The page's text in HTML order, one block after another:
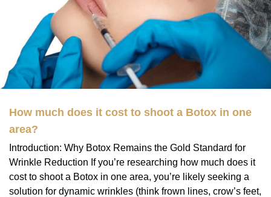
How much does it cost to shoot a Botox in one
area?
Introduction: Why Botox Remains the Gold Standard for
Wrinkle Reduction If you’re researching how much does it
cost to shoot a Botox in one area, you’re likely seeking a
solution for dynamic wrinkles (think frown lines, crow’s feet,